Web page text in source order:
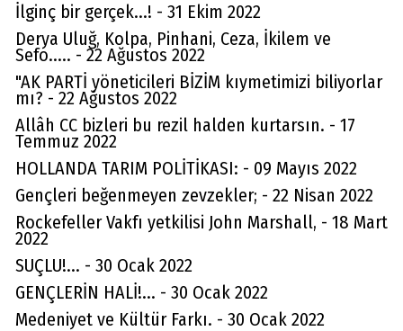
İlginç bir gerçek...! - 31 Ekim 2022
Derya Uluğ, Kolpa, Pinhani, Ceza, İkilem ve
Sefo..... - 22 Ağustos 2022
"AK PARTİ yöneticileri BİZİM kıymetimizi biliyorlar
mı? - 22 Ağustos 2022
Allâh CC bizleri bu rezil halden kurtarsın. - 17
Temmuz 2022
HOLLANDA TARIM POLİTİKASI: - 09 Mayıs 2022
Gençleri beğenmeyen zevzekler; - 22 Nisan 2022
Rockefeller Vakfı yetkilisi John Marshall, - 18 Mart
2022
SUÇLU!... - 30 Ocak 2022
GENÇLERİN HALİ!... - 30 Ocak 2022
Medeniyet ve Kültür Farkı. - 30 Ocak 2022
Av. Cemil Can
FARELERİ DİNLEMEYİN!..